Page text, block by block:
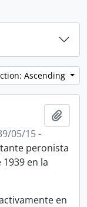
Ascending
05/15 -
peronista
en la
en